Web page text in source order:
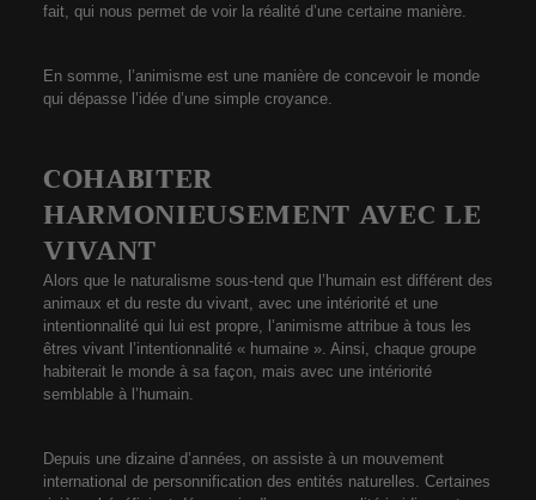
fait, qui nous permet de voir la réalité d’une certaine manière.
En somme, l’animisme est une manière de concevoir le monde
qui dépasse l’idée d’une simple croyance.
COHABITER
HARMONIEUSEMENT AVEC LE
VIVANT
Alors que le naturalisme sous-tend que l’humain est différent des
animaux et du reste du vivant, avec une intériorité et une
intentionnalité qui lui est propre, l’animisme attribue à tous les
êtres vivant l’intentionnalité « humaine ». Ainsi, chaque groupe
habiterait le monde à sa façon, mais avec une intériorité
semblable à l’humain.
Depuis une dizaine d’années, on assiste à un mouvement
international de personnification des entités naturelles. Certaines